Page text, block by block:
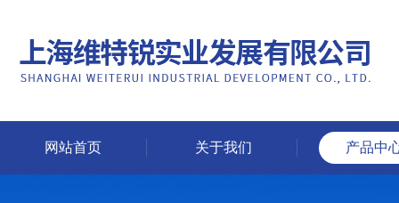
网站首页 关于我们 产品中